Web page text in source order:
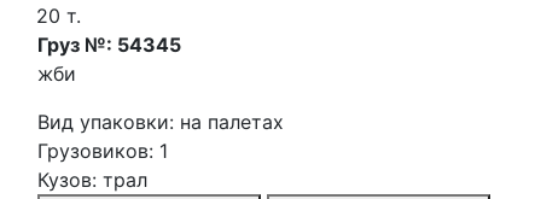
20 т.
Груз №: 54345
жби
Вид упаковки: на палетах
Грузовиков: 1
Кузов: трал